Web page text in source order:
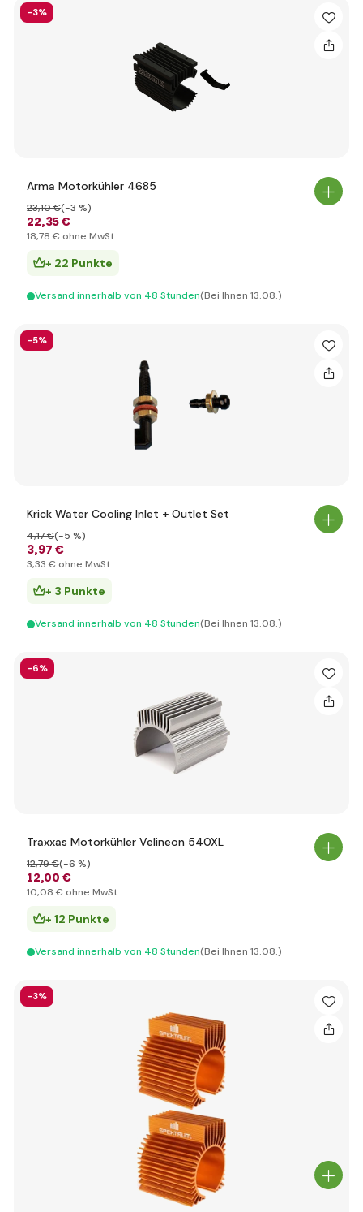
-3%
Arma Motorkühler 4685
22,35 €
23,10 €(-3 %)
18,78 € ohne MwSt
+ 22 Punkte
Versand innerhalb von 48 Stunden(Bei Ihnen 13.08.)
-5%
Krick Water Cooling Inlet + Outlet Set
3,97 €
4,17 €(-5 %)
3,33 € ohne MwSt
+ 3 Punkte
Versand innerhalb von 48 Stunden(Bei Ihnen 13.08.)
-6%
Traxxas Motorkühler Velineon 540XL
12,00 €
12,79 €(-6 %)
10,08 € ohne MwSt
+ 12 Punkte
Versand innerhalb von 48 Stunden(Bei Ihnen 13.08.)
-3%